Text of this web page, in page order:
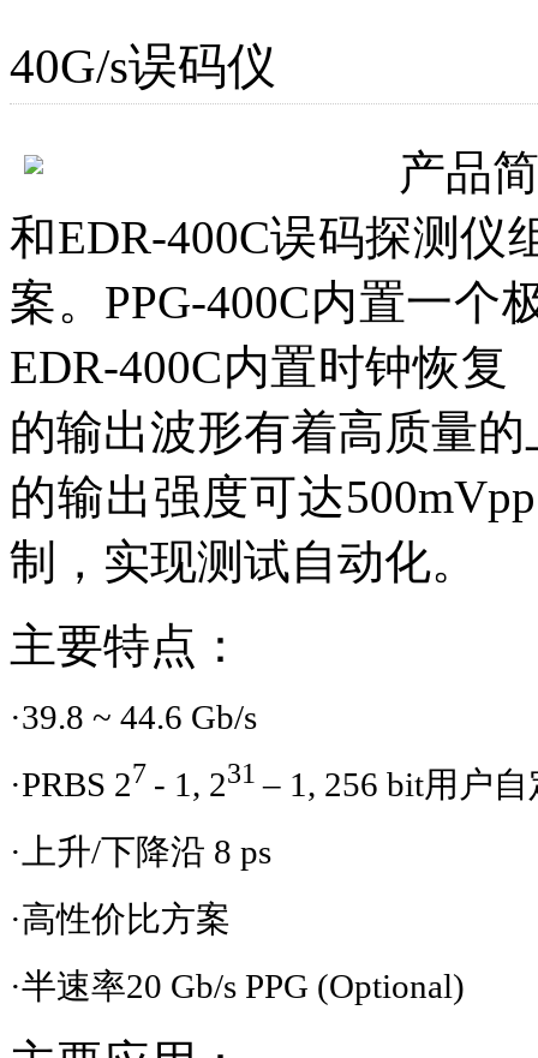
40G/s误码仪
产品
和EDR-400C误码探测仪
案。PPG-400C内置一个
EDR-400C内置时钟恢复
的输出波形有着高质量
的输出强度可达
制，实现测试自动化。
主要特点：
·39.8 ~ 44.6 Gb/s
·PRBS 27 - 1, 231 – 1, 256 bit用户
·上升/下降沿 8 ps
·高性价比方案
·半速率20 Gb/s PPG (Optional)